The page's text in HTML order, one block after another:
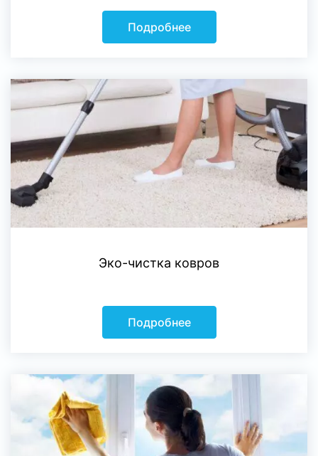
Подробнее
Эко-чистка ковров
Подробнее